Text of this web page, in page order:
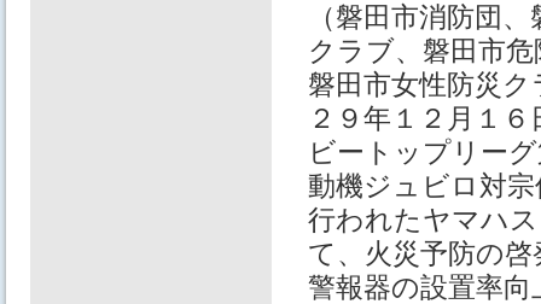
（磐田市消防団
クラブ、磐田市
磐田市女性防災
２９年１２月１
ビートップリー
動機ジュビロ対
行われたヤマハ
て、火災予防の
警報器の設置率